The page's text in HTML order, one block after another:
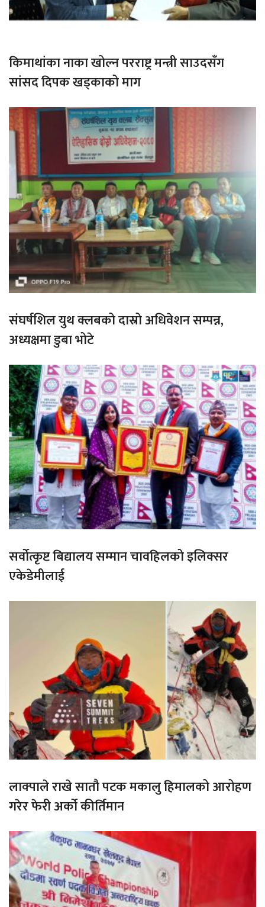
किमाथांका नाका खोल्न परराष्ट्र मन्त्री साउदसँग
सांसद दिपक खड्काको माग
संघर्षशिल युथ क्लबको दास्रो अधिवेशन सम्पन्न,
अध्यक्षमा डुबा भोटे
सर्वोत्कृष्ट बिद्यालय सम्मान चावहिलको इलिक्सर
एकेडेमीलाई
लाक्पाले राखे सातौ पटक मकालु हिमालको आरोहण
गरेर फेरी अर्को कीर्तिमान